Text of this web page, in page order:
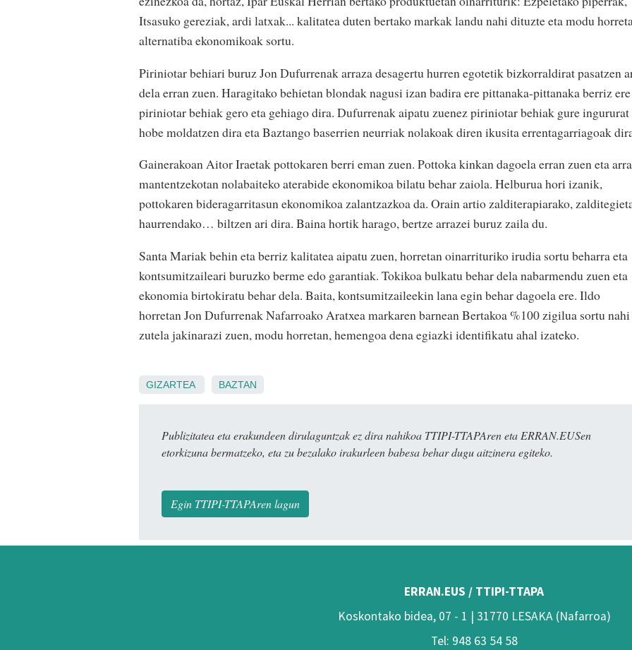
Itsasuko gereziak, ardi latxak... kalitatea duten bertako markak landu nahi dituzte eta modu
alternatiba ekonomikoak sortu.
Piriniotar behiari buruz Jon Dufurrenak arraza desagertu hurren egotetik bizkorraldirat pasatzen
dela erran zuen. Haragitako behietan blondak nagusi izan badira ere pittanaka-pittanaka berriz ere
piriniotar behiak gero eta gehiago dira. Dufurrenak aipatu zuenez piriniotar behiak gure ingururat
hobe moldatzen dira eta Baztango baserrien neurriak nolakoak diren ikusita errentagarriagoak
Gainerakoan Aitor Iraetak pottokaren berri eman zuen. Pottoka kinkan dagoela erran zuen eta
mantentzekotan nolabaiteko aterabide ekonomikoa bilatu behar zaiola. Helburua hori izanik,
pottokaren bideragarritasun ekonomikoa zalantzazkoa da. Orain artio zalditerapiarako,
haurrendako… biltzen ari dira. Baina hortik harago, bertze arrazei buruz zaila du.
Santa Mariak behin eta berriz kalitatea aipatu zuen, horretan oinarrituriko irudia sortu beharra eta
kontsumitzaileari buruzko berme edo garantiak. Tokikoa bulkatu behar dela nabarmendu zuen eta
ekonomia birtokiratu behar dela. Baita, kontsumitzaileekin lana egin behar dagoela ere. Ildo
horretan Jon Dufurrenak Nafarroako Aratxea markaren barnean Bertakoa %100 zigilua sortu nahi
zutela jakinarazi zuen, modu horretan, hemengoa dena egiazki identifikatu ahal izateko.
GIZARTEA BAZTAN
Publizitatea eta erakundeen dirulaguntzak ez dira nahikoa TTIPI-TTAPAren eta ERRAN.EUSen
etorkizuna bermatzeko, eta zu bezalako irakurleen babesa behar dugu aitzinera egiteko.
Egin TTIPI-TTAPAren lagun
ERRAN.EUS / TTIPI-TTAPA
Koskontako bidea, 07 - 1 | 31770 LESAKA (Nafarroa)
Tel: 948 63 54 58